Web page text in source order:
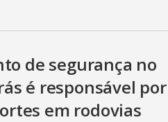
de segurança no
é responsável por
em rodovias